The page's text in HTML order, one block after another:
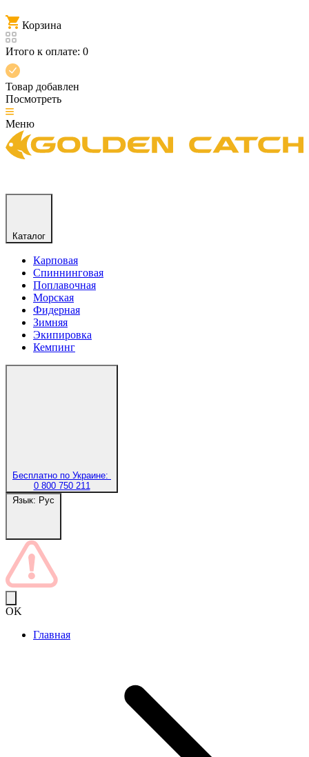
Корзина
Итого к оплате: 0
Товар добавлен
Посмотреть
Меню
Каталог
Карповая
Спиннинговая
Поплавочная
Морская
Фидерная
Зимняя
Экипировка
Кемпинг
Бесплатно по Украине:
0 800 750 211
Язык: Рус
OK
Главная